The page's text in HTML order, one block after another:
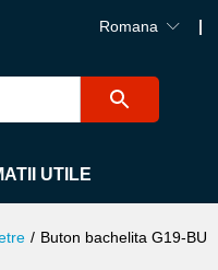
Romana
UTILE
/ Buton bachelita G19-BU